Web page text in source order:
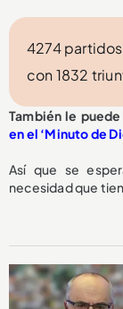
4274
con 1832
También le
en el ‘Minuto de
Así que se
necesidad que